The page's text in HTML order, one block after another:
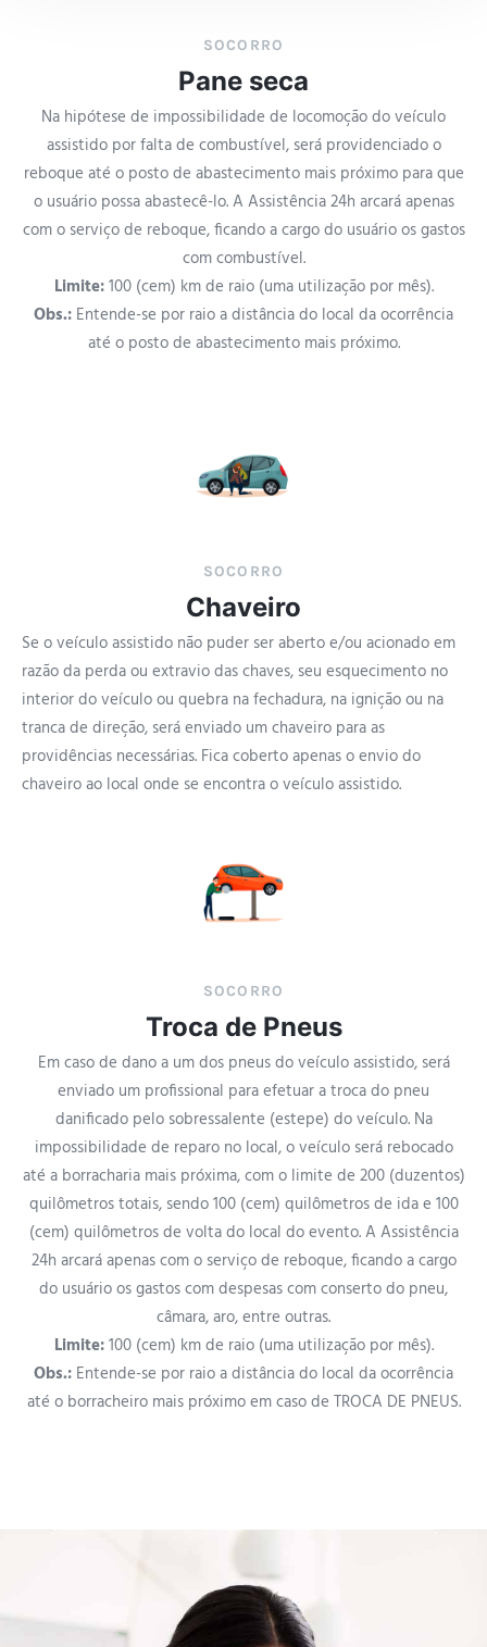
SOCORRO
Pane seca
Na hipótese de impossibilidade de locomoção do veículo
assistido por falta de combustível, será providenciado o
reboque até o posto de abastecimento mais próximo para que
o usuário possa abastecê-lo. A Assistência 24h arcará apenas
com o serviço de reboque, ficando a cargo do usuário os gastos
com combustível.
Limite:100 (cem) km de raio (uma utilização por mês).
Obs.: Entende-se por raio a distância do local da ocorrência
até o posto de abastecimento mais próximo.
SOCORRO
Chaveiro
Se o veículo assistido não puder ser aberto e/ou acionado em
razão da perda ou extravio das chaves, seu esquecimento no
interior do veículo ou quebra na fechadura, na ignição ou na
tranca de direção, será enviado um chaveiro para as
providências necessárias. Fica coberto apenas o envio do
chaveiro ao local onde se encontra o veículo assistido.
SOCORRO
Troca de Pneus
Em caso de dano a um dos pneus do veículo assistido, será
enviado um profissional para efetuar a troca do pneu
danificado pelo sobressalente (estepe) do veículo. Na
impossibilidade de reparo no local, o veículo será rebocado
até a borracharia mais próxima, com o limite de 200 (duzentos)
quilômetros totais, sendo 100 (cem) quilômetros de ida e 100
(cem) quilômetros de volta do local do evento. A Assistência
24h arcará apenas com o serviço de reboque, ficando a cargo
do usuário os gastos com despesas com conserto do pneu,
câmara, aro, entre outras.
Limite:100 (cem) km de raio (uma utilização por mês).
Obs.: Entende-se por raio a distância do local da ocorrência
até o borracheiro mais próximo em caso de TROCA DE PNEUS.